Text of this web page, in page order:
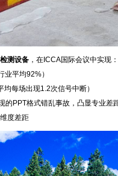
测设备 ，在ICCA国际会议中实现：
业平均92%）
每场出现1.2次信号中断）
的PPT格式错乱事故，凸显专业差
度差距